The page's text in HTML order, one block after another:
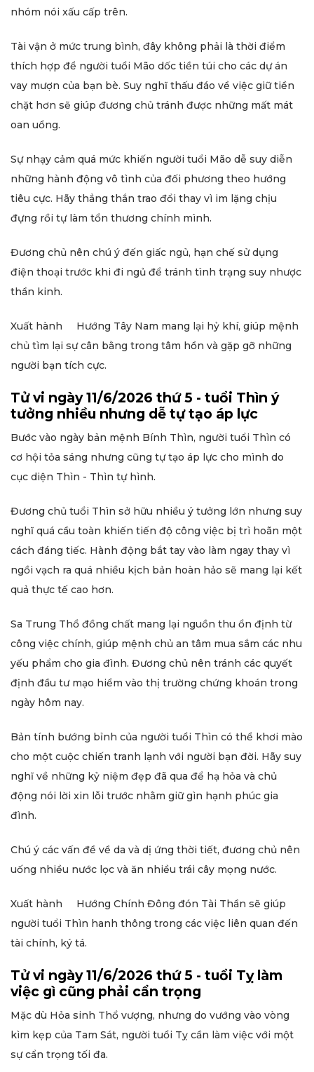
nhóm nói xấu cấp trên.
Tài vận ở mức trung bình, đây không phải là thời điểm
thích hợp để người tuổi Mão dốc tiền túi cho các dự án
vay mượn của bạn bè. Suy nghĩ thấu đáo về việc giữ tiền
chặt hơn sẽ giúp đương chủ tránh được những mất mát
oan uổng.
Sự nhạy cảm quá mức khiến người tuổi Mão dễ suy diễn
những hành động vô tình của đối phương theo hướng
tiêu cực. Hãy thẳng thắn trao đổi thay vì im lặng chịu
đựng rồi tự làm tổn thương chính mình.
Đương chủ nên chú ý đến giấc ngủ, hạn chế sử dụng
điện thoại trước khi đi ngủ để tránh tình trạng suy nhược
thần kinh.
Xuất hành Hướng Tây Nam mang lại hỷ khí, giúp mệnh
chủ tìm lại sự cân bằng trong tâm hồn và gặp gỡ những
người bạn tích cực.
Tử vi ngày 11/6/2026 thứ 5 - tuổi Thìn ý
tưởng nhiều nhưng dễ tự tạo áp lực
Bước vào ngày bản mệnh Bính Thìn, người tuổi Thìn có
cơ hội tỏa sáng nhưng cũng tự tạo áp lực cho mình do
cục diện Thìn - Thìn tự hình.
Đương chủ tuổi Thìn sở hữu nhiều ý tưởng lớn nhưng suy
nghĩ quá cầu toàn khiến tiến độ công việc bị trì hoãn một
cách đáng tiếc. Hành động bắt tay vào làm ngay thay vì
ngồi vạch ra quá nhiều kịch bản hoàn hảo sẽ mang lại kết
quả thực tế cao hơn.
Sa Trung Thổ đồng chất mang lại nguồn thu ổn định từ
công việc chính, giúp mệnh chủ an tâm mua sắm các nhu
yếu phẩm cho gia đình. Đương chủ nên tránh các quyết
định đầu tư mạo hiểm vào thị trường chứng khoán trong
ngày hôm nay.
Bản tính bướng bỉnh của người tuổi Thìn có thể khơi mào
cho một cuộc chiến tranh lạnh với người bạn đời. Hãy suy
nghĩ về những kỷ niệm đẹp đã qua để hạ hỏa và chủ
động nói lời xin lỗi trước nhằm giữ gìn hạnh phúc gia
đình.
Chú ý các vấn đề về da và dị ứng thời tiết, đương chủ nên
uống nhiều nước lọc và ăn nhiều trái cây mọng nước.
Xuất hành Hướng Chính Đông đón Tài Thần sẽ giúp
người tuổi Thìn hanh thông trong các việc liên quan đến
tài chính, ký tá.
Tử vi ngày 11/6/2026 thứ 5 - tuổi Tỵ làm
việc gì cũng phải cẩn trọng
Mặc dù Hỏa sinh Thổ vượng, nhưng do vướng vào vòng
kìm kẹp của Tam Sát, người tuổi Tỵ cần làm việc với một
sự cẩn trọng tối đa.